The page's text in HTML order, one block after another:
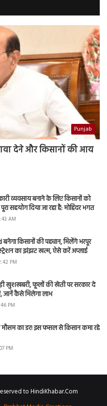
Punjab
देने और किसानों की आय
व्यवसाय बनाने के लिए किसानों को
सहयोग दिया जा रहा है: मोहिंदर भगत
AM
किसानों की पहचान, मिलेंगे भरपूर
का झंझट खत्म, ऐसे करें अप्लाई
PM
खुशखबरी, फूलों की खेती पर सरकार दे
जानें कैसे मिलेगा लाभ
PM
का डर! इस फसल से किसान कमा रहे
PM
to HindiKhabar.Com